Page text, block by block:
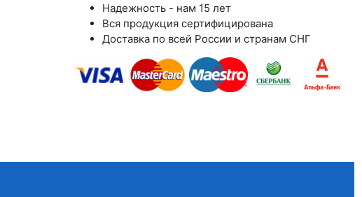
Надежность - нам 15 лет
Вся продукция сертифицирована
Доставка по всей России и странам СНГ